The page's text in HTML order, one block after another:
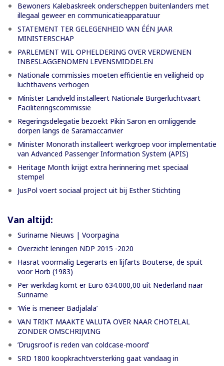
Bewoners Kalebaskreek onderscheppen buitenlanders met
illegaal geweer en communicatieapparatuur
STATEMENT TER GELEGENHEID VAN ÉÉN JAAR
MINISTERSCHAP
PARLEMENT WIL OPHELDERING OVER VERDWENEN
INBESLAGGENOMEN LEVENSMIDDELEN
Nationale commissies moeten efficiëntie en veiligheid op
luchthavens verhogen
Minister Landveld installeert Nationale Burgerluchtvaart
Faciliteringscommissie
Regeringsdelegatie bezoekt Pikin Saron en omliggende
dorpen langs de Saramaccarivier
Minister Monorath installeert werkgroep voor implementatie
van Advanced Passenger Information System (APIS)
Heritage Month krijgt extra herinnering met speciaal
stempel
JusPol voert sociaal project uit bij Esther Stichting
Van altijd:
Suriname Nieuws | Voorpagina
Overzicht leningen NDP 2015 -2020
Hasrat voormalig Legerarts en lijfarts Bouterse, de spuit
voor Horb (1983)
Per werkdag komt er Euro 634.000,00 uit Nederland naar
Suriname
‘Wie is meneer Badjalala’
VAN TRIKT MAAKTE VALUTA OVER NAAR CHOTELAL
ZONDER OMSCHRIJVING
’Drugsroof is reden van coldcase-moord’
SRD 1800 koopkrachtversterking gaat vandaag in